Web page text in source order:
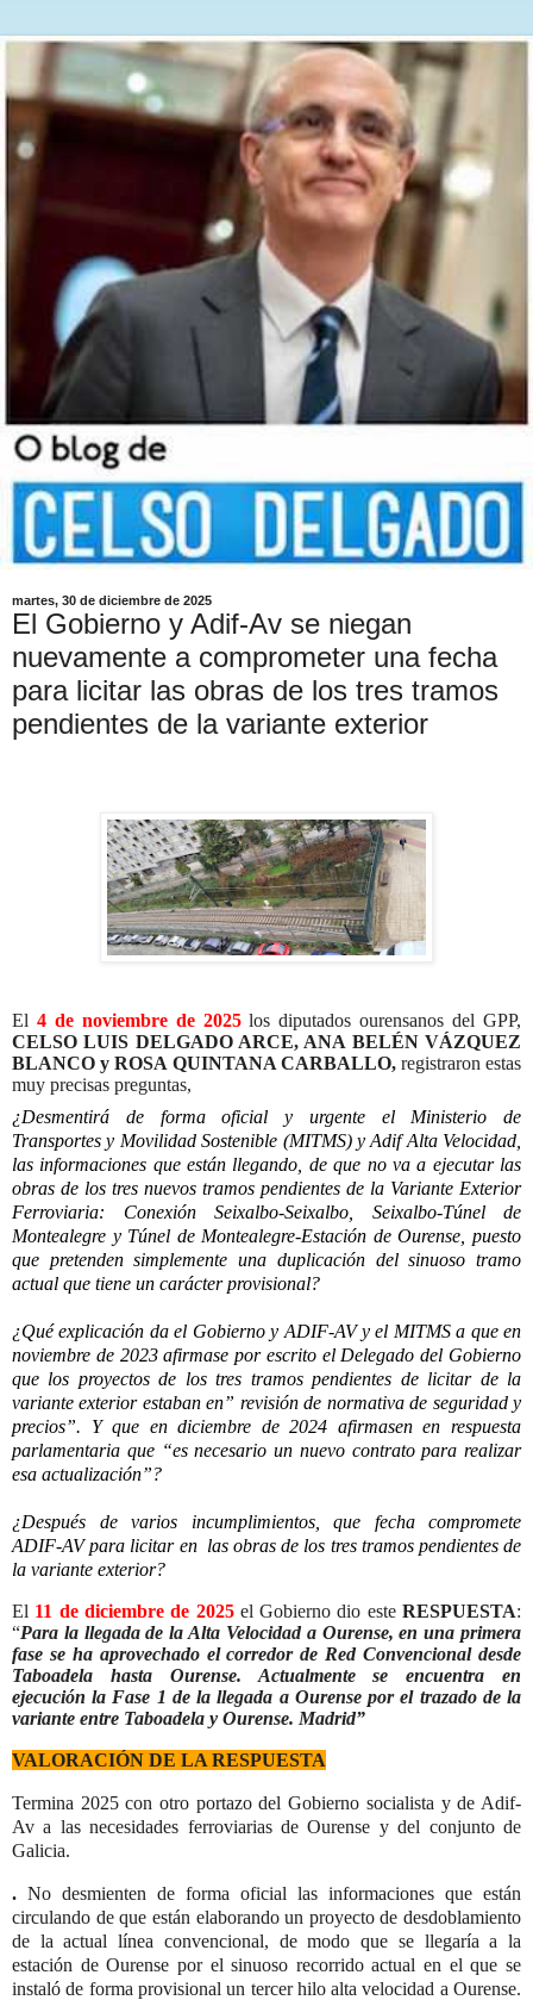
martes, 30 de diciembre de 2025
El Gobierno y Adif-Av se niegan
nuevamente a comprometer una fecha
para licitar las obras de los tres tramos
pendientes de la variante exterior
El 4 de noviembre de 2025los diputados ourensanos del GPP,
CELSO LUIS DELGADO ARCE, ANA BELÉN VÁZQUEZ
BLANCO y ROSA QUINTANA CARBALLO, registraronestas
muy precisas preguntas,
¿Desmentirá de forma oficial y urgente el Ministerio de
Transportes y Movilidad Sostenible (MITMS) y Adif Alta Velocidad,
las informaciones que están llegando, de que no va a ejecutar las
obras de los tres nuevos tramos pendientes de la Variante Exterior
Ferroviaria: Conexión Seixalbo-Seixalbo, Seixalbo-Túnel de
Montealegre y Túnel de Montealegre-Estación de Ourense, puesto
que pretenden simplemente una duplicación del sinuoso tramo
actual que tiene un carácter provisional?
¿Qué explicación da el Gobierno y ADIF-AV y el MITMS a que en
noviembre de 2023 afirmase por escrito el Delegado del Gobierno
que los proyectos de los tres tramos pendientes de licitar de la
variante exterior estaban en” revisión de normativa de seguridad y
precios”. Y que en diciembre de 2024 afirmasen en respuesta
parlamentaria que “es necesario un nuevo contrato para realizar
esa actualización”?
¿Después de varios incumplimientos, que fecha compromete
ADIF-AV para licitar en las obras de los tres tramos pendientes de
la variante exterior?
El 11 de diciembre de 2025 el Gobierno dio esteRESPUESTA:
“Para la llegada de la Alta Velocidad a Ourense, en una primera
fase se ha aprovechado el corredor de Red Convencional desde
Taboadela hasta Ourense. Actualmente se encuentra en
ejecución la Fase 1 de la llegada a Ourense por el trazado de la
variante entre Taboadela y Ourense. Madrid”
VALORACIÓN DE LA RESPUESTA
Termina 2025 con otro portazo del Gobierno socialista y de Adif-
Av a las necesidades ferroviarias de Ourense y del conjunto de
Galicia.
. No desmienten de forma oficial las informaciones que están
circulando de que están elaborando un proyecto de desdoblamiento
de la actual línea convencional, de modo que se llegaría a la
estación de Ourense por el sinuoso recorrido actual en el que se
instaló de forma provisional un tercer hilo alta velocidad a Ourense.